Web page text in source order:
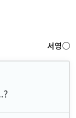
서영○